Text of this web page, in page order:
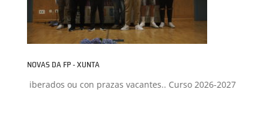
NOVAS DA FP - XUNTA
liberados ou con prazas vacantes.. Curso 2026-2027+